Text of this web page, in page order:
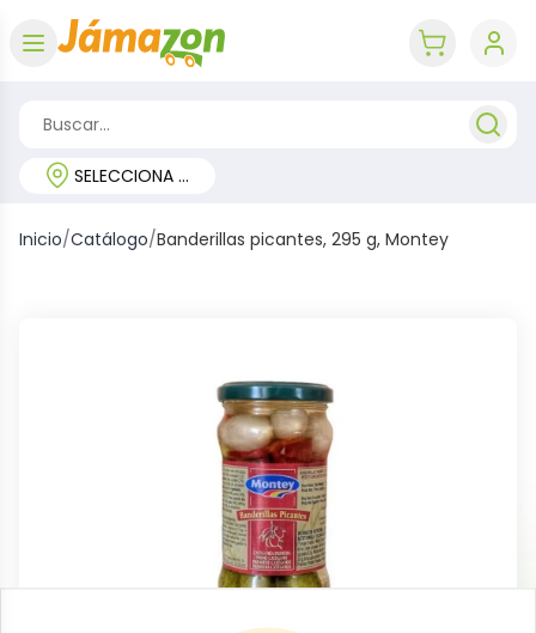
SELECCIONA TU REGIÓN
Inicio/Catálogo/Banderillas picantes, 295 g, Montey